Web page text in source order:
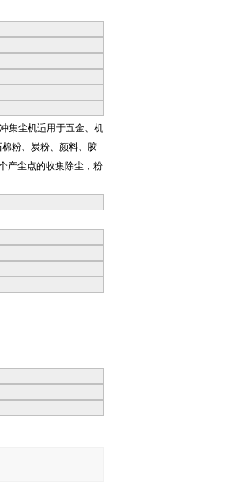
集尘机适用于五金、机
粉、炭粉、颜料、胶
产尘点的收集除尘，粉